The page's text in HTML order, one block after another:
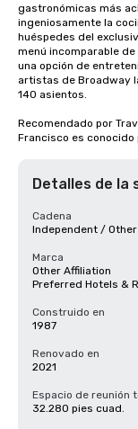
gastronómicas más
ingeniosamente la
huéspedes del
menú incomparable
una opción de
artistas de Broadway
140 asientos.
Recomendado por
Francisco es conocido
Detalles de la
Cadena
Independent / Other
Marca
Other Affiliation
Preferred Hotels &
Construido en
1987
Renovado en
2021
Espacio de reunión
32.280 pies cuad.